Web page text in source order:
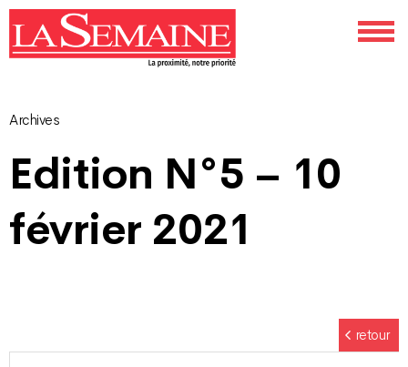
Archives
Edition N°5 – 10
février 2021
retour
Navigation
des
articles